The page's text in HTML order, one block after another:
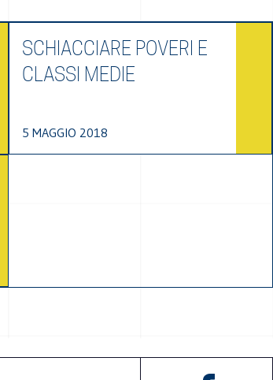
SCHIACCIARE POVERI E
CLASSI MEDIE
5 MAGGIO 2018